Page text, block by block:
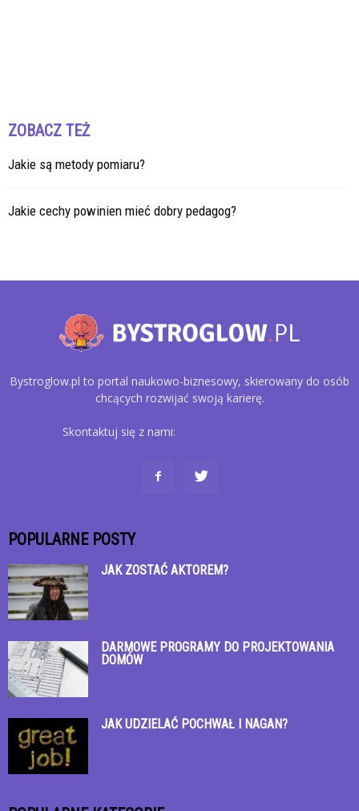
ZOBACZ TEŻ
Jakie są metody pomiaru?
Jakie cechy powinien mieć dobry pedagog?
Bystroglow.pl to portal naukowo-biznesowy, skierowany do osób
chcących rozwijać swoją karierę.
Skontaktuj się z nami:
POPULARNE POSTY
JAK ZOSTAĆ AKTOREM?
DARMOWE PROGRAMY DO PROJEKTOWANIA
DOMÓW
JAK UDZIELAĆ POCHWAŁ I NAGAN?